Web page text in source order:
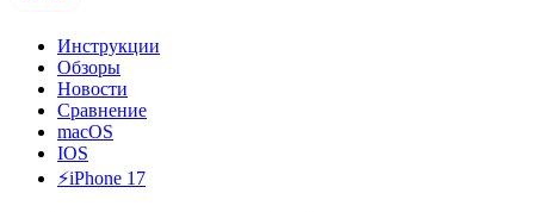
Инструкции
Обзоры
Новости
Сравнение
macOS
IOS
⚡️iPhone 17